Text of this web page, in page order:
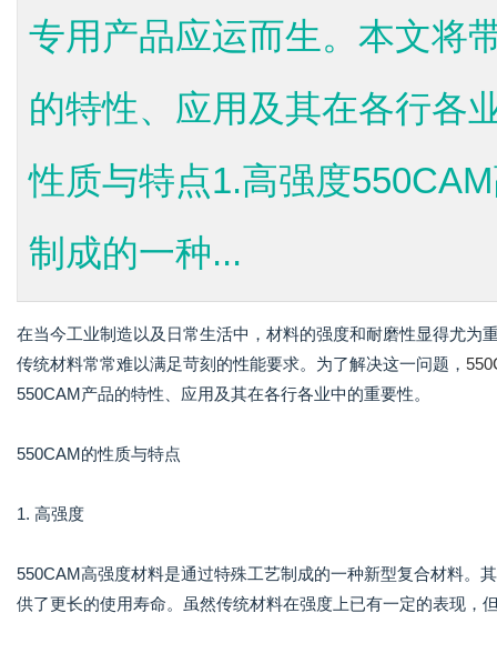
专用产品应运而生。本文将
的特性、应用及其在各行各
性质与特点1.高强度
制成的一种...
在当今工业制造以及日常生活中，材料的强度和耐磨性显得尤为
传统材料常常难以满足苛刻的性能要求。为了解决这一问题，
550CAM产品的特性、应用及其在各行各业中的重要性。
550CAM的性质与特点
1. 高强度
550CAM高强度材料是通过特殊工艺制成的一种新型复合材料。
供了更长的使用寿命。虽然传统材料在强度上已有一定的表现，